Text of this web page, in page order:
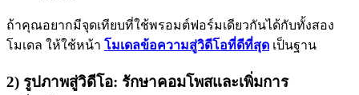
ถ้าคุณอยากมีจุดเทียบที่ใช้พรอมต์ฟอร์มเดียวกันได้กับทั้งสอง
โมเดล ให้ใช้หน้า โมเดลข้อความสู่วิดีโอที่ดีที่สุด เป็นฐาน
2) รูปภาพสู่วิดีโอ: รักษาคอมโพสและเพิ่มการ